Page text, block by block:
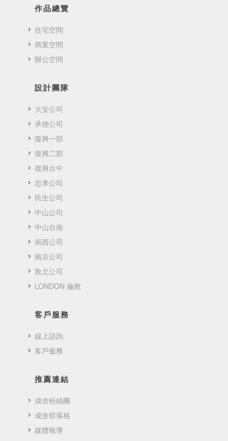
作品總覽
住宅空間
商業空間
辦公空間
設計團隊
大安公司
承德公司
復興一部
復興二部
復興台中
忠孝公司
民生公司
中山公司
中山台南
南西公司
南京公司
敦北公司
LONDON 倫敦
客戶服務
線上諮詢
客戶服務
推薦連結
成舍粉絲團
成舍部落格
媒體報導